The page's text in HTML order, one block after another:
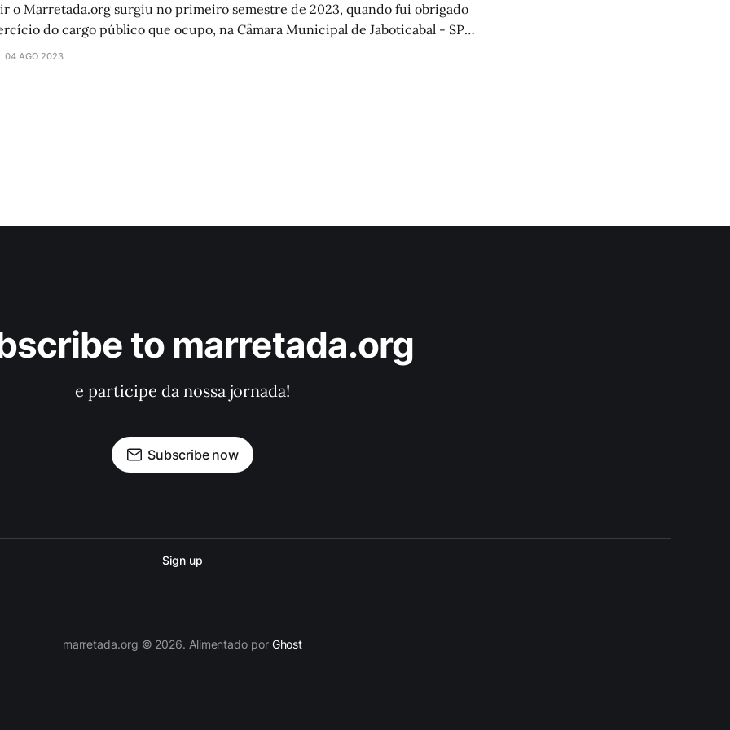
o Marretada.org surgiu no primeiro semestre de 2023, quando fui obrigado
do cargo público que ocupo, na Câmara Municipal de Jaboticabal - SP,
campanha de perseguição
04 AGO 2023
to marretada.org
e participe da nossa jornada!
Subscribe now
Sign up
marretada.org © 2026. Alimentado por Ghost